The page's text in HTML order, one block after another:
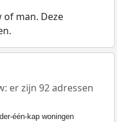
man. Deze
er zijn 92 adressen
één-kap woningen